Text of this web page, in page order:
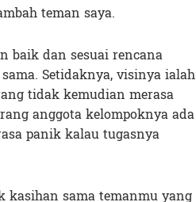
teman saya.
baik dan sesuai rencana
Setidaknya, visinya ialah
tidak kemudian merasa
anggota kelompoknya ada
panik kalau tugasnya
kasihan sama temanmu yang